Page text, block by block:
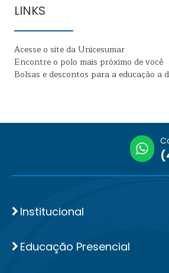
LINKS
Acesse o site da Unicesumar
Encontre o polo mais próximo de você
Bolsas e descontos para a educação a
Institucional
Educação Presencial